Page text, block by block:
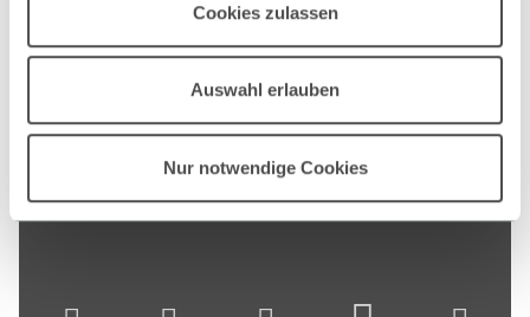
Cookies zulassen
Auswahl erlauben
Nur notwendige Cookies